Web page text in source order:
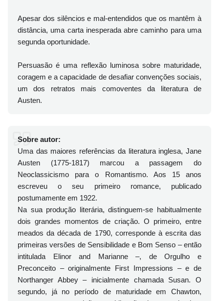
Apesar dos silêncios e mal-entendidos que os mantêm à
distância, uma carta inesperada abre caminho para uma
segunda oportunidade.
Persuasão é uma reflexão luminosa sobre maturidade,
coragem e a capacidade de desafiar convenções sociais,
um dos retratos mais comoventes da literatura de
Austen.
Sobre autor:
Uma das maiores referências da literatura inglesa, Jane
Austen (1775-1817) marcou a passagem do
Neoclassicismo para o Romantismo. Aos 15 anos
escreveu o seu primeiro romance, publicado
postumamente em 1922.
Na sua produção literária, distinguem-se habitualmente
dois grandes momentos de criação. O primeiro, entre
meados da década de 1790, corresponde à escrita das
primeiras versões de Sensibilidade e Bom Senso – então
intitulada Elinor and Marianne –, de Orgulho e
Preconceito – originalmente First Impressions – e de
Northanger Abbey – inicialmente chamada Susan. O
segundo, já no período de maturidade em Chawton,